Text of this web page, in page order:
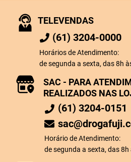
TELEVENDAS
(61) 3204-0000
Horários de Atendimento:
de segunda a sexta, das 8h
SAC - PARA
REALIZADOS NAS
(61) 3204-0151
Horário de Atendimento:
de segunda a sexta, das 8h